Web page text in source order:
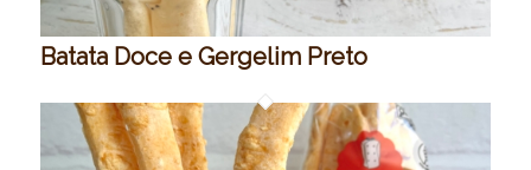
Batata Doce e Gergelim Preto